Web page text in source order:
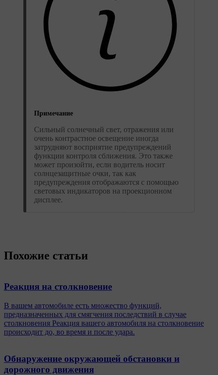
Примечание
Сильный солнечный свет, отражения или
очень контрастное освещение иногда
затрудняют восприятие предупреждений
функции контроля сближения. Это также
может произойти, если водитель носит
солнцезащитные очки, так как
предупреждения отображаются с помощью
световых индикаторов на проекционном
дисплее.
Похожие статьи
Реакция на столкновение
В вашем автомобиле есть множество функций,
предназначенных для смягчения последствий в случае
столкновения Реакция вашего автомобиля на столкновение
происходит до, во время и после удара.
Обнаружение окружающей обстановки и
дорожного движения